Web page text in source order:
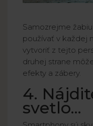
Samozrejme
používať v každej
vytvoriť z tejto
druhej strane
efekty a zábery.
4.
svetlo...